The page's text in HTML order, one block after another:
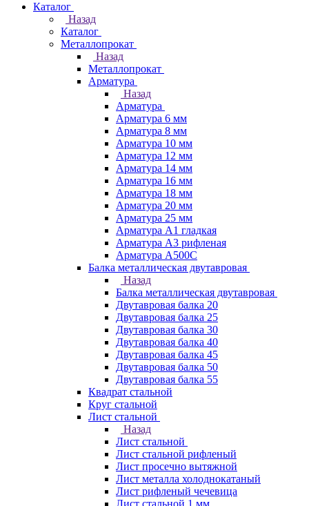
Каталог
Назад
Каталог
Металлопрокат
Назад
Металлопрокат
Арматура
Назад
Арматура
Арматура 6 мм
Арматура 8 мм
Арматура 10 мм
Арматура 12 мм
Арматура 14 мм
Арматура 16 мм
Арматура 18 мм
Арматура 20 мм
Арматура 25 мм
Арматура А1 гладкая
Арматура А3 рифленая
Арматура А500С
Балка металлическая двутавровая
Назад
Балка металлическая двутавровая
Двутавровая балка 20
Двутавровая балка 25
Двутавровая балка 30
Двутавровая балка 40
Двутавровая балка 45
Двутавровая балка 50
Двутавровая балка 55
Квадрат стальной
Круг стальной
Лист стальной
Назад
Лист стальной
Лист стальной рифленый
Лист просечно вытяжной
Лист металла холоднокатаный
Лист рифленый чечевица
Лист стальной 1 мм